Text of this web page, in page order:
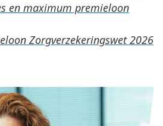
en maximum premieloon
Zorgverzekeringswet 2026